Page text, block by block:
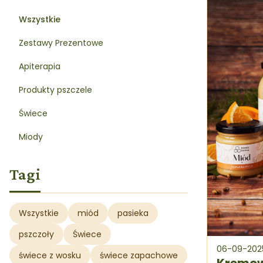
Wszystkie
Zestawy Prezentowe
Apiterapia
Produkty pszczele
Świece
Miody
Tagi
Wszystkie miód
pasieka
pszczoły
Świece
świece z wosku
świece zapachowe
06-09-